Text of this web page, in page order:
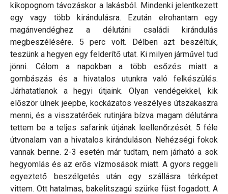
kikopognom távozáskor a lakásból. Mindenki jelentkezett
egy vagy több kirándulásra. Ezután elrohantam egy
magánvendéghez a délutáni családi kirándulás
megbeszélésére. 5 perc volt. Délben azt beszéltük,
teszünk a hegyen egy felderítő utat. Ki milyen járművel tud
jönni. Célom a napokban a több esőzés miatt a
gombászás és a hivatalos utunkra való felkészülés.
Járhatatlanok a hegyi útjaink. Olyan vendégekkel, kik
először ülnek jeepbe, kockázatos veszélyes útszakaszra
menni, és a visszatérőek rutinjára bízva magam délutánra
tettem be a teljes safarink útjának leellenőrzését. 5 féle
útvonalam van a hivatalos kiránduláson. Nehézségi fokok
vannak benne. 2-3 esetén már tudtam, nem járható a sok
hegyomlás és az erős vízmosások miatt. A gyors reggeli
egyeztető beszélgetés után egy szállásra térképet
vittem. Ott hatalmas, bakelitszagú szürke füst fogadott. A